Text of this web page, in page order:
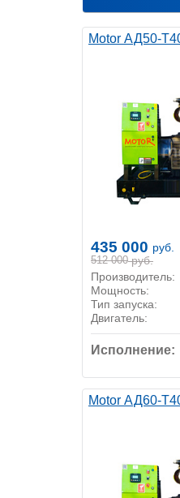
Motor АД50-
512 000 руб.
435 000 руб.
Производитель:
Мощность:
Тип запуска:
Двигатель:
Исполнение:
Motor АД60-